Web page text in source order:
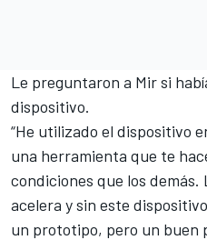
Le preguntaron a Mir si
dispositivo.
“He utilizado el dispositivo
una herramienta que te
condiciones que los demás.
acelera y sin este
un prototipo, pero un buen